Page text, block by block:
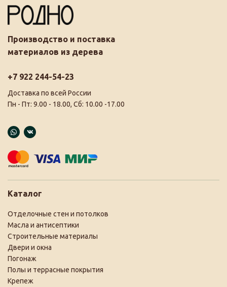
Производство и поставка
материалов из дерева
+7 922 244-54-23
Доставка по всей России
Пн - Пт: 9.00 - 18.00, Сб: 10.00 -17.00
Каталог
Отделочные стен и потолков
Масла и антисептики
Строительные материалы
Двери и окна
Погонаж
Полы и террасные покрытия
Крепеж